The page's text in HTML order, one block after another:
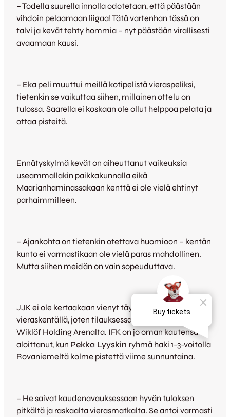
– Todella suurella innolla odotetaan, että päästään
vihdoin pelaamaan liigaa! Tätä vartenhan tässä on
talvi ja kevät tehty hommia – nyt päästään virallisesti
avaamaan kausi.
– Eka peli muuttui meillä kotipelistä vieraspeliksi,
tietenkin se vaikuttaa siihen, millainen ottelu on
tulossa. Saarella ei koskaan ole ollut helppoa pelata ja
ottaa pisteitä.
Ennätyskylmä kevät on aiheuttanut vaikeuksia
useammallakin paikkakunnalla eikä
Maarianhaminassakaan kenttä ei ole vielä ehtinyt
parhaimmilleen.
– Ajankohta on tietenkin otettava huomioon – kentän
kunto ei varmastikaan ole vielä paras mahdollinen.
Mutta siihen meidän on vain sopeuduttava.
JJK ei ole kertaakaan vienyt täysiä pisteitä IFK:lta
vieraskentällä, joten tilauksessa on nyt avausvoitto
Wiklöf Holding Arenalta. IFK on jo oman kautensa
aloittanut, kun Pekka Lyyskin ryhmä haki 1-3-voitolla
Rovaniemeltä kolme pistettä viime sunnuntaina.
– He saivat kaudenavauksessaan hyvän tuloksen
pitkältä ja raskaalta vierasmatkalta. Se antoi varmasti